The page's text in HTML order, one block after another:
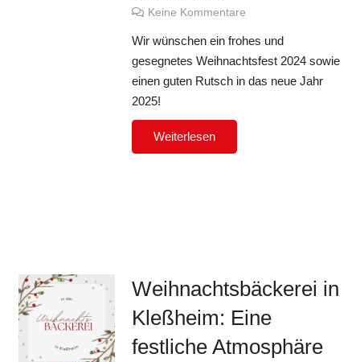
Keine Kommentare
Wir wünschen ein frohes und
gesegnetes Weihnachtsfest 2024 sowie
einen guten Rutsch in das neue Jahr
2025!
Weiterlesen
Weihnachtsbäckerei in
Kleßheim: Eine
festliche Atmosphäre